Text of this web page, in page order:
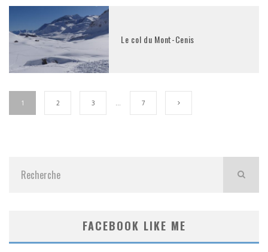
Le col du Mont-Cenis
1 2 3 7
FACEBOOK LIKE ME